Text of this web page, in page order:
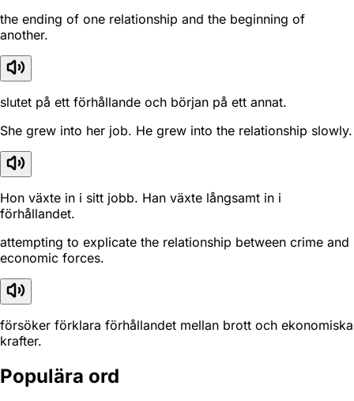
the ending of one relationship and the beginning of
another.
slutet på ett förhållande och början på ett annat.
She grew into her job. He grew into the relationship slowly.
Hon växte in i sitt jobb. Han växte långsamt in i
förhållandet.
attempting to explicate the relationship between crime and
economic forces.
försöker förklara förhållandet mellan brott och ekonomiska
krafter.
Populära ord